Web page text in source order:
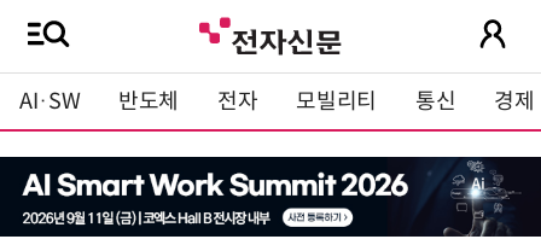
AI·SW 반도체 전자 모빌리티 통신 경제